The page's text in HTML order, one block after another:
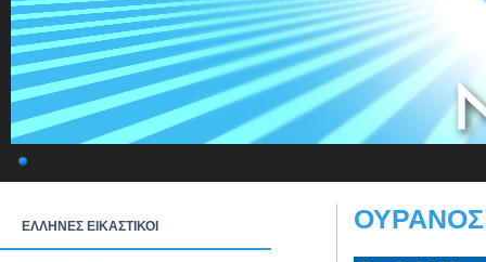
ΕΛΛΗΝΕΣ ΕΙΚΑΣΤΙΚΟΙ ΟΥΡΑΝΟΣ: